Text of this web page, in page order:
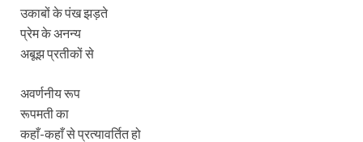
उकाबों के पंख झड़ते
प्रेम के अनन्य
अबूझ प्रतीकों से
अवर्णनीय रूप
रूपमती का
कहाँ-कहाँ से प्रत्यावर्तित हो